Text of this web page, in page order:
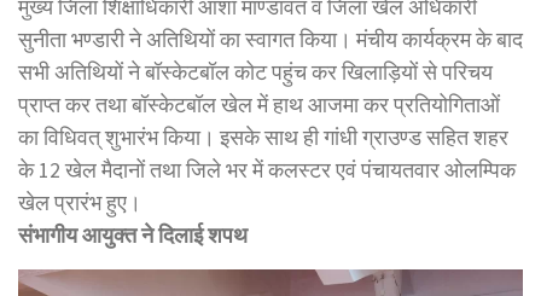
मुख्य जिला शिक्षाधिकारी आशा माण्डावत व जिला खेल अधिकारी
सुनीता भण्डारी ने अतिथियों का स्वागत किया। मंचीय कार्यक्रम के बाद
सभी अतिथियों ने बॉस्केटबॉल कोट पहुंच कर खिलाड़ियों से परिचय
प्राप्त कर तथा बॉस्केटबॉल खेल में हाथ आजमा कर प्रतियोगिताओं
का विधिवत् शुभारंभ किया। इसके साथ ही गांधी ग्राउण्ड सहित शहर
के 12 खेल मैदानों तथा जिले भर में कलस्टर एवं पंचायतवार ओलम्पिक
खेल प्रारंभ हुए।
संभागीय आयुक्त ने दिलाई शपथ